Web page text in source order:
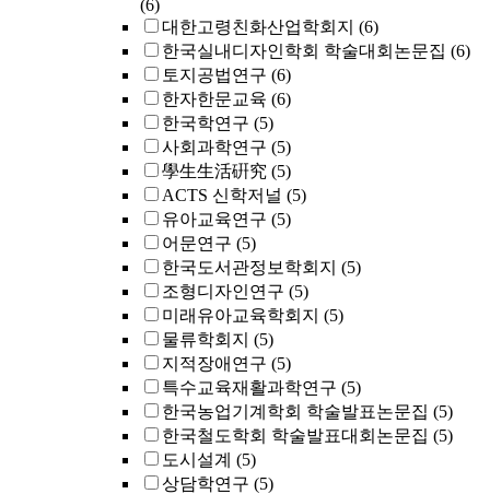
(6)
대한고령친화산업학회지 (6)
한국실내디자인학회 학술대회논문집 (6)
토지공법연구 (6)
한자한문교육 (6)
한국학연구 (5)
사회과학연구 (5)
學生生活硏究 (5)
ACTS 신학저널 (5)
유아교육연구 (5)
어문연구 (5)
한국도서관정보학회지 (5)
조형디자인연구 (5)
미래유아교육학회지 (5)
물류학회지 (5)
지적장애연구 (5)
특수교육재활과학연구 (5)
한국농업기계학회 학술발표논문집 (5)
한국철도학회 학술발표대회논문집 (5)
도시설계 (5)
상담학연구 (5)